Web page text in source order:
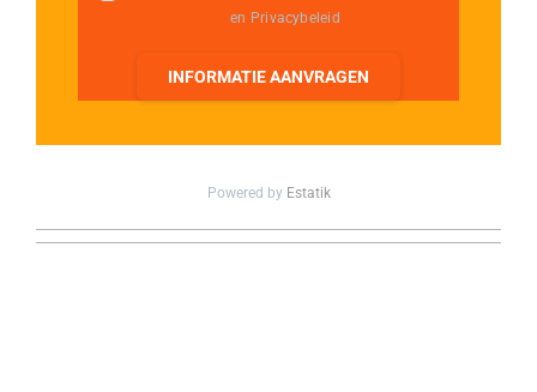
en Privacybeleid
INFORMATIE AANVRAGEN
Powered by Estatik